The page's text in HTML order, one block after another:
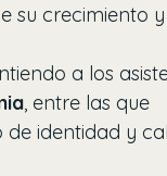
su crecimiento y
a los
, entre las que
de identidad y